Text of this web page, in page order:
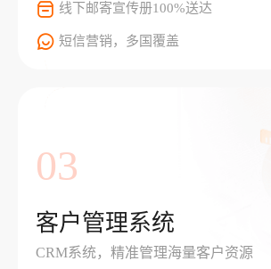
线下邮寄宣传册100%送达
短信营销，多国覆盖
03
客户管理系统
CRM系统，精准管理海量客户资源